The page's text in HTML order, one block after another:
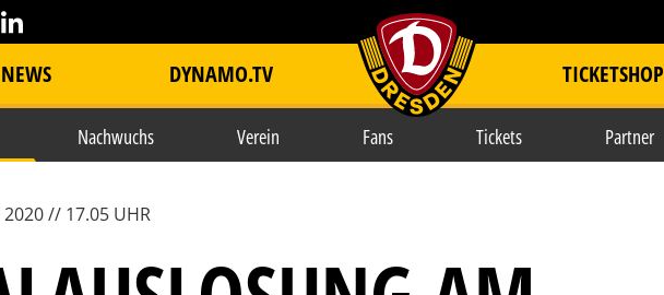
NEWS DYNAMO.TV item.title TICKETSHOP
Nachwuchs Verein Fans Tickets Partner
2020 // 17.05 UHR